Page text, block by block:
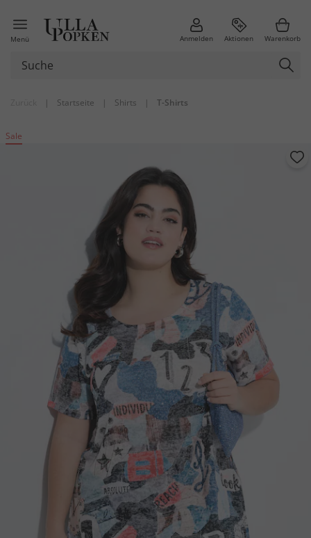
Menü Anmelden Aktionen Warenkorb
| Startseite | Shirts | T-Shirts
Sale